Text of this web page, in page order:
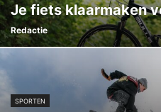
Je fiets klaarmaken
Redactie
SPORTEN